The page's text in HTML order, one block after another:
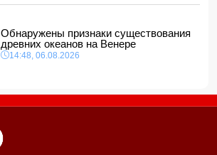
Обнаружены признаки существования
древних океанов на Венере
14:48, 06.08.2026